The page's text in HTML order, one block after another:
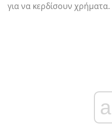
για να κερδίσουν χρήματα.